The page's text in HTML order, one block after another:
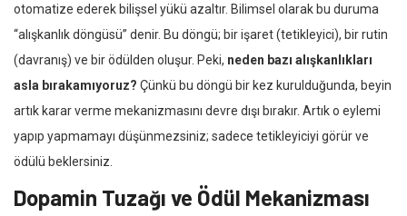
otomatize ederek bilişsel yükü azaltır. Bilimsel olarak bu duruma
“alışkanlık döngüsü” denir. Bu döngü; bir işaret (tetikleyici), bir rutin
(davranış) ve bir ödülden oluşur. Peki, neden bazı alışkanlıkları
asla bırakamıyoruz? Çünkü bu döngü bir kez kurulduğunda, beyin
artık karar verme mekanizmasını devre dışı bırakır. Artık o eylemi
yapıp yapmamayı düşünmezsiniz; sadece tetikleyiciyi görür ve
ödülü beklersiniz.
Dopamin Tuzağı ve Ödül Mekanizması